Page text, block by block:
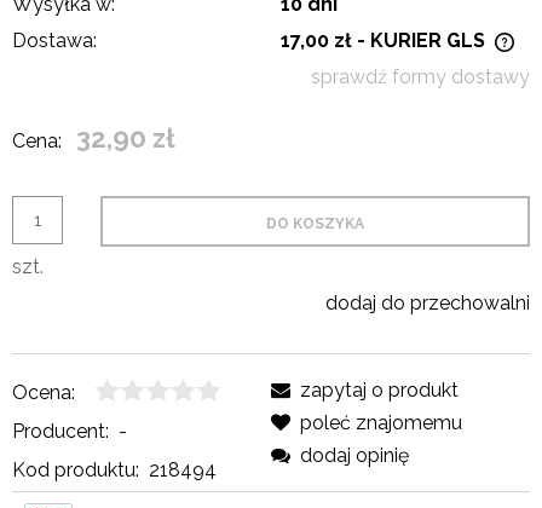
Dostawa:
17,00 zł - KURIER GLS
sprawdź formy dostawy
Cena: 32,90 zł
szt.
DO KOSZYKA
dodaj do przechowalni
Ocena:
Producent: -
Kod produktu: 218494
zapytaj o produkt
poleć znajomemu
dodaj opinię